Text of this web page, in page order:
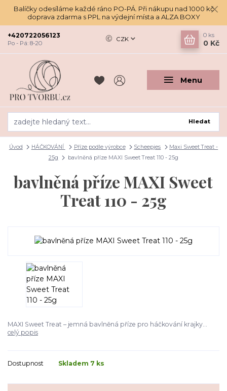
Balíčky odesíláme každé ráno PO-PÁ. Při nákupu nad 1000 kč
doprava zdarma s PPL na výdejní místa a ALZA BOXY
Menu
CZK
Hledat
+420722056123
Po - Pá: 8-20
0 ks
0 Kč
Úvod HÁČKOVÁNÍ Příze podle výrobce Scheepjes
Maxi Sweet Treat -
25g
bavlněná příze MAXI Sweet Treat 110 - 25g
bavlněná příze MAXI Sweet
Treat 110 - 25g
MAXI Sweet Treat – jemná bavlněná příze pro háčkování krajky...
celý popis
Dostupnost Skladem 7 ks